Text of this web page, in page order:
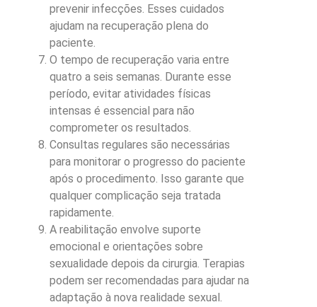
prevenir infecções. Esses cuidados
ajudam na recuperação plena do
paciente.
O tempo de recuperação varia entre
quatro a seis semanas. Durante esse
período, evitar atividades físicas
intensas é essencial para não
comprometer os resultados.
Consultas regulares são necessárias
para monitorar o progresso do paciente
após o procedimento. Isso garante que
qualquer complicação seja tratada
rapidamente.
A reabilitação envolve suporte
emocional e orientações sobre
sexualidade depois da cirurgia. Terapias
podem ser recomendadas para ajudar na
adaptação à nova realidade sexual.